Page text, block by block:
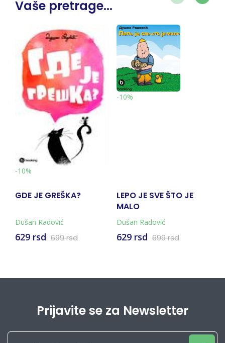
Vaše pretrage...
-10%
LEPO JE SVE ŠTO JE
Dušan Radović
629 rsd 699 rsd
GDE JE GREŠKA?
Dušan Radović
629 rsd 699 rsd
Prijavite se za Newsletter